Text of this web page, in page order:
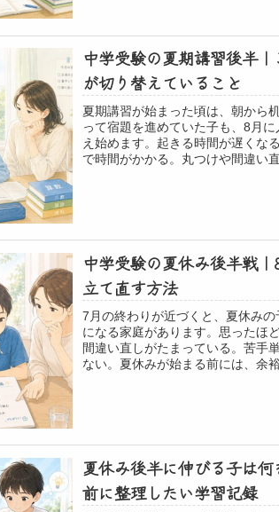
中学受験の夏期講習後半
が切り替えていること
夏期講習が始まった頃は、朝から
って宿題を進めていた子も、8月
え始めます。起きる時間が遅くな
で時間がかかる。丸つけや間違い
中学受験の夏休み後半戦
立て直す方法
7月の終わりが近づくと、夏休み
になる家庭があります。思ったほ
間違い直しがたまっている。苦手
ない。夏休みが始まる前には、余
夏休み後半に伸びる子は
前に整理したい学習記録